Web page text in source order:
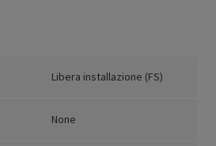
Libera installazione (FS)
None